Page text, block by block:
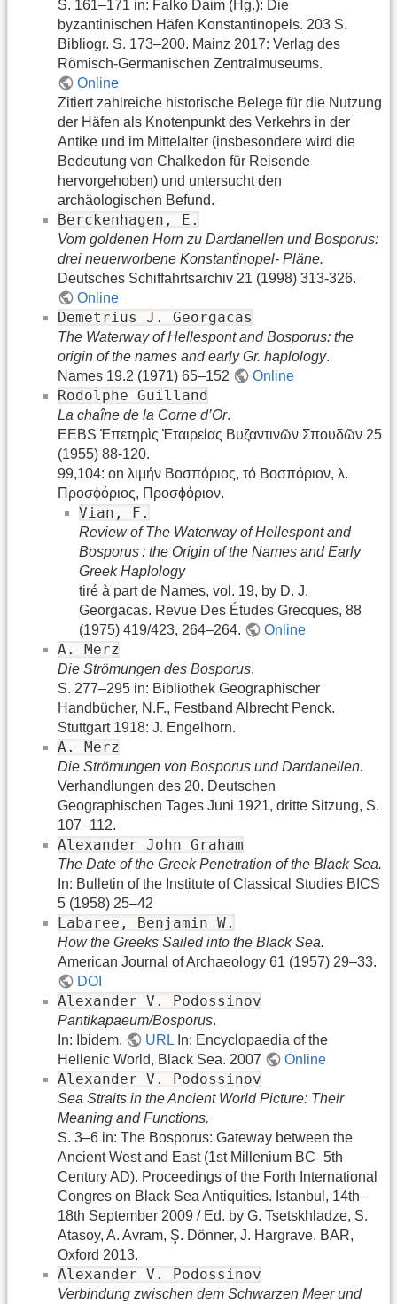
S. 161–171 in: Falko Daim (Hg.): Die
byzantinischen Häfen Konstantinopels. 203 S.
Bibliogr. S. 173–200. Mainz 2017: Verlag des
Römisch-Germanischen Zentralmuseums.
Online
Zitiert zahlreiche historische Belege für die Nutzung
der Häfen als Knotenpunkt des Verkehrs in der
Antike und im Mittelalter (insbesondere wird die
Bedeutung von Chalkedon für Reisende
hervorgehoben) und untersucht den
archäologischen Befund.
Berckenhagen, E.
Vom goldenen Horn zu Dardanellen und Bosporus:
drei neuerworbene Konstantinopel- Pläne.
Deutsches Schiffahrtsarchiv 21 (1998) 313-326.
Online
Demetrius J. Georgacas
The Waterway of Hellespont and Bosporus: the
origin of the names and early Gr. haplology.
Names 19.2 (1971) 65–152
Online
Rodolphe Guilland
La chaîne de la Corne d’Or.
EEBS Ἐπετηρὶς Ἑταιρείας Βυζαντινῶν Σπουδῶν 25
(1955) 88-120.
99,104: on λιμήν Вοσπόριος, τό Вοσπόριον, λ.
Προσϕόριος, Προσϕόριον.
Vian, F.
Review of The Waterway of Hellespont and
Bosporus : the Origin of the Names and Early
Greek Haplology
tiré à part de Names, vol. 19, by D. J.
Georgacas. Revue Des Études Grecques, 88
(1975) 419/423, 264–264.
Online
A. Merz
Die Strömungen des Bosporus.
S. 277–295 in: Bibliothek Geographischer
Handbücher, N.F., Festband Albrecht Penck.
Stuttgart 1918: J. Engelhorn.
A. Merz
Die Strömungen von Bosporus und Dardanellen.
Verhandlungen des 20. Deutschen
Geographischen Tages Juni 1921, dritte Sitzung, S.
107–112.
Alexander John Graham
The Date of the Greek Penetration of the Black Sea.
In: Bulletin of the Institute of Classical Studies BICS
5 (1958) 25–42
Labaree, Benjamin W.
How the Greeks Sailed into the Black Sea.
American Journal of Archaeology 61 (1957) 29–33.
DOI
Alexander V. Podossinov
Pantikapaeum/Bosporus.
In: Ibidem.
URL In: Encyclopaedia of the
Hellenic World, Black Sea. 2007
Online
Alexander V. Podossinov
Sea Straits in the Ancient World Picture: Their
Meaning and Functions.
S. 3–6 in: The Bosporus: Gateway between the
Ancient West and East (1st Millenium BC–5th
Century AD). Proceedings of the Forth International
Congres on Black Sea Antiquities. Istanbul, 14th–
18th September 2009 / Ed. by G. Tsetskhladze, S.
Atasoy, A. Avram, Ş. Dönner, J. Hargrave. BAR,
Oxford 2013.
Alexander V. Podossinov
Verbindung zwischen dem Schwarzen Meer und